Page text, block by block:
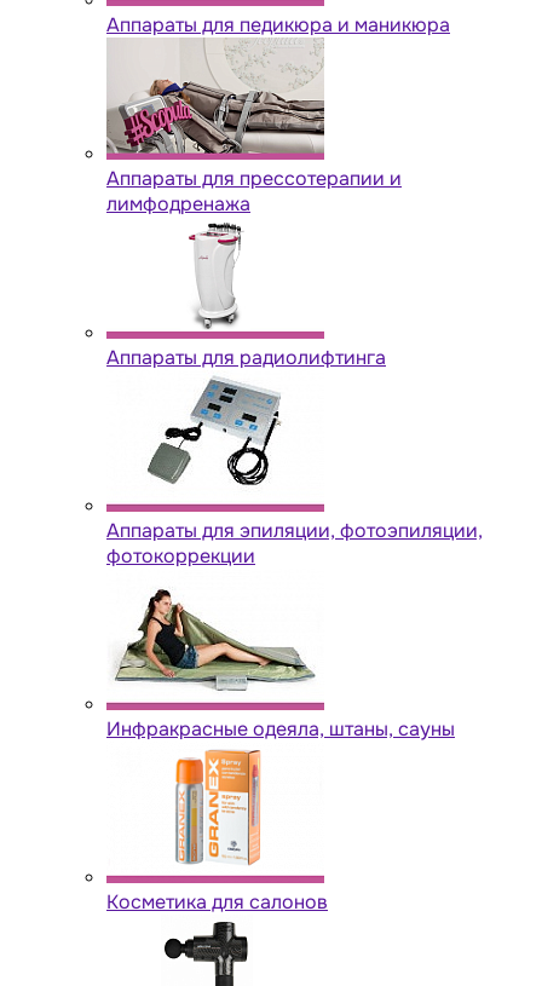
Аппараты для педикюра и маникюра
Аппараты для прессотерапии и
лимфодренажа
Аппараты для радиолифтинга
Аппараты для эпиляции, фотоэпиляции,
фотокоррекции
Инфракрасные одеяла, штаны, сауны
Косметика для салонов